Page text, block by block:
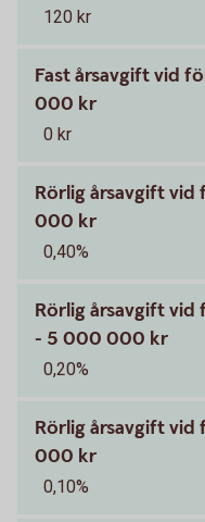
120 kr
Fast årsavgift vid
000 kr
0 kr
Rörlig årsavgift
000 kr
0,40%
Rörlig årsavgift
- 5 000 000 kr
0,20%
Rörlig årsavgift
000 kr
0,10%